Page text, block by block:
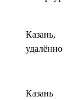
Казань,
удалённо
Казань